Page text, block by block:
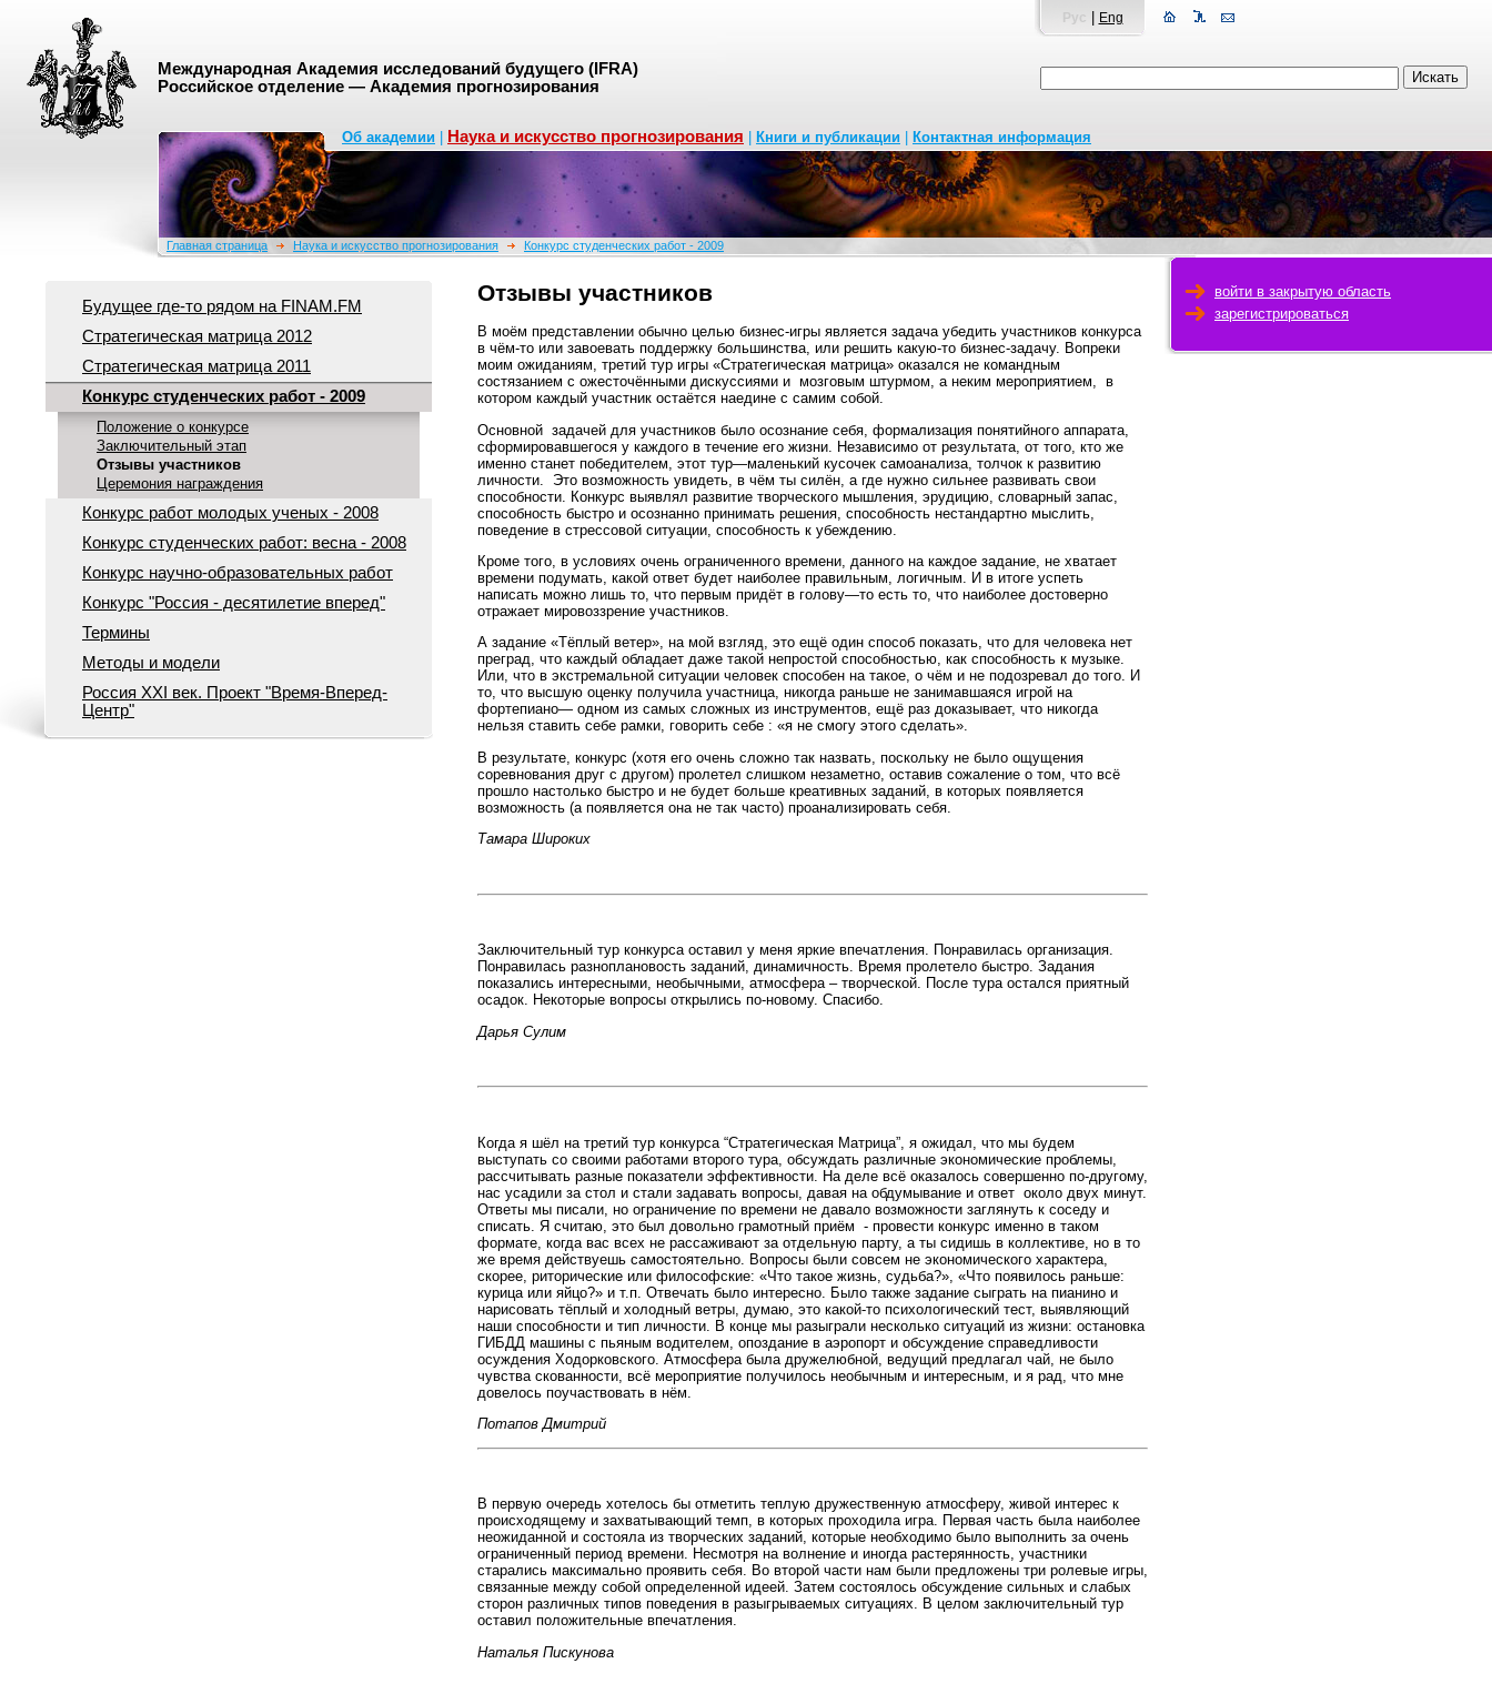
Международная Академия исследований будущего (IFRA)
Российское отделение — Академия прогнозирования
Рус Eng
Об академии Наука и искусство прогнозирования Книги и публикации Контактная информация
Главная страница Наука и искусство прогнозирования Конкурс студенческих работ - 2009
Будущее где-то рядом на FINAM.FM
Стратегическая матрица 2012
Стратегическая матрица 2011
Конкурс студенческих работ - 2009
Положение о конкурсе
Заключительный этап
Отзывы участников
Церемония награждения
Конкурс работ молодых ученых - 2008
Конкурс студенческих работ: весна - 2008
Конкурс научно-образовательных работ
Конкурс "Россия - десятилетие вперед"
Термины
Методы и модели
Россия ХХI век. Проект "Время-Вперед-
Центр"
Отзывы участников
В моём представлении обычно целью бизнес-игры является задача убедить участников конкурса
в чём-то или завоевать поддержку большинства, или решить какую-то бизнес-задачу. Вопреки
моим ожиданиям, третий тур игры «Стратегическая матрица» оказался не командным
состязанием с ожесточёнными дискуссиями и мозговым штурмом, а неким мероприятием, в
котором каждый участник остаётся наедине с самим собой.
Основной задачей для участников было осознание себя, формализация понятийного аппарата,
сформировавшегося у каждого в течение его жизни. Независимо от результата, от того, кто же
именно станет победителем, этот тур—маленький кусочек самоанализа, толчок к развитию
личности. Это возможность увидеть, в чём ты силён, а где нужно сильнее развивать свои
способности. Конкурс выявлял развитие творческого мышления, эрудицию, словарный запас,
способность быстро и осознанно принимать решения, способность нестандартно мыслить,
поведение в стрессовой ситуации, способность к убеждению.
Кроме того, в условиях очень ограниченного времени, данного на каждое задание, не хватает
времени подумать, какой ответ будет наиболее правильным, логичным. И в итоге успеть
написать можно лишь то, что первым придёт в голову—то есть то, что наиболее достоверно
отражает мировоззрение участников.
А задание «Тёплый ветер», на мой взгляд, это ещё один способ показать, что для человека нет
преград, что каждый обладает даже такой непростой способностью, как способность к музыке.
Или, что в экстремальной ситуации человек способен на такое, о чём и не подозревал до того. И
то, что высшую оценку получила участница, никогда раньше не занимавшаяся игрой на
фортепиано— одном из самых сложных из инструментов, ещё раз доказывает, что никогда
нельзя ставить себе рамки, говорить себе : «я не смогу этого сделать».
В результате, конкурс (хотя его очень сложно так назвать, поскольку не было ощущения
соревнования друг с другом) пролетел слишком незаметно, оставив сожаление о том, что всё
прошло настолько быстро и не будет больше креативных заданий, в которых появляется
возможность (а появляется она не так часто) проанализировать себя.
Тамара Широких
Заключительный тур конкурса оставил у меня яркие впечатления. Понравилась организация.
Понравилась разноплановость заданий, динамичность. Время пролетело быстро. Задания
показались интересными, необычными, атмосфера – творческой. После тура остался приятный
осадок. Некоторые вопросы открылись по-новому. Спасибо.
Дарья Сулим
Когда я шёл на третий тур конкурса “Стратегическая Матрица”, я ожидал, что мы будем
выступать со своими работами второго тура, обсуждать различные экономические проблемы,
рассчитывать разные показатели эффективности. На деле всё оказалось совершенно по-другому,
нас усадили за стол и стали задавать вопросы, давая на обдумывание и ответ около двух минут.
Ответы мы писали, но ограничение по времени не давало возможности заглянуть к соседу и
списать. Я считаю, это был довольно грамотный приём - провести конкурс именно в таком
формате, когда вас всех не рассаживают за отдельную парту, а ты сидишь в коллективе, но в то
же время действуешь самостоятельно. Вопросы были совсем не экономического характера,
скорее, риторические или философские: «Что такое жизнь, судьба?», «Что появилось раньше:
курица или яйцо?» и т.п. Отвечать было интересно. Было также задание сыграть на пианино и
нарисовать тёплый и холодный ветры, думаю, это какой-то психологический тест, выявляющий
наши способности и тип личности. В конце мы разыграли несколько ситуаций из жизни: остановка
ГИБДД машины с пьяным водителем, опоздание в аэропорт и обсуждение справедливости
осуждения Ходорковского. Атмосфера была дружелюбной, ведущий предлагал чай, не было
чувства скованности, всё мероприятие получилось необычным и интересным, и я рад, что мне
довелось поучаствовать в нём.
Потапов Дмитрий
В первую очередь хотелось бы отметить теплую дружественную атмосферу, живой интерес к
происходящему и захватывающий темп, в которых проходила игра. Первая часть была наиболее
неожиданной и состояла из творческих заданий, которые необходимо было выполнить за очень
ограниченный период времени. Несмотря на волнение и иногда растерянность, участники
старались максимально проявить себя. Во второй части нам были предложены три ролевые игры,
связанные между собой определенной идеей. Затем состоялось обсуждение сильных и слабых
сторон различных типов поведения в разыгрываемых ситуациях. В целом заключительный тур
оставил положительные впечатления.
Наталья Пискунова
войти в закрытую область
зарегистрироваться